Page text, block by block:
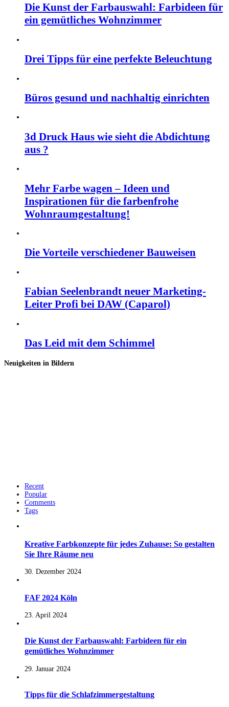
Die Kunst der Farbauswahl: Farbideen für
ein gemütliches Wohnzimmer
Drei Tipps für eine perfekte Beleuchtung
Büros gesund und nachhaltig einrichten
3d Druck Haus wie sieht die Abdichtung
aus ?
Mehr Farbe wagen – Ideen und
Inspirationen für die farbenfrohe
Wohnraumgestaltung!
Die Vorteile verschiedener Bauweisen
Fabian Seelenbrandt neuer Marketing-
Leiter Profi bei DAW (Caparol)
Das Leid mit dem Schimmel
Neuigkeiten in Bildern
Recent
Popular
Comments
Tags
Kreative Farbkonzepte für jedes Zuhause: So gestalten
Sie Ihre Räume neu
30. Dezember 2024
FAF 2024 Köln
23. April 2024
Die Kunst der Farbauswahl: Farbideen für ein
gemütliches Wohnzimmer
29. Januar 2024
Tipps für die Schlafzimmergestaltung